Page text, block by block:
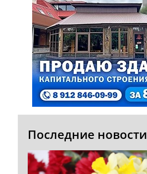
Последние новости